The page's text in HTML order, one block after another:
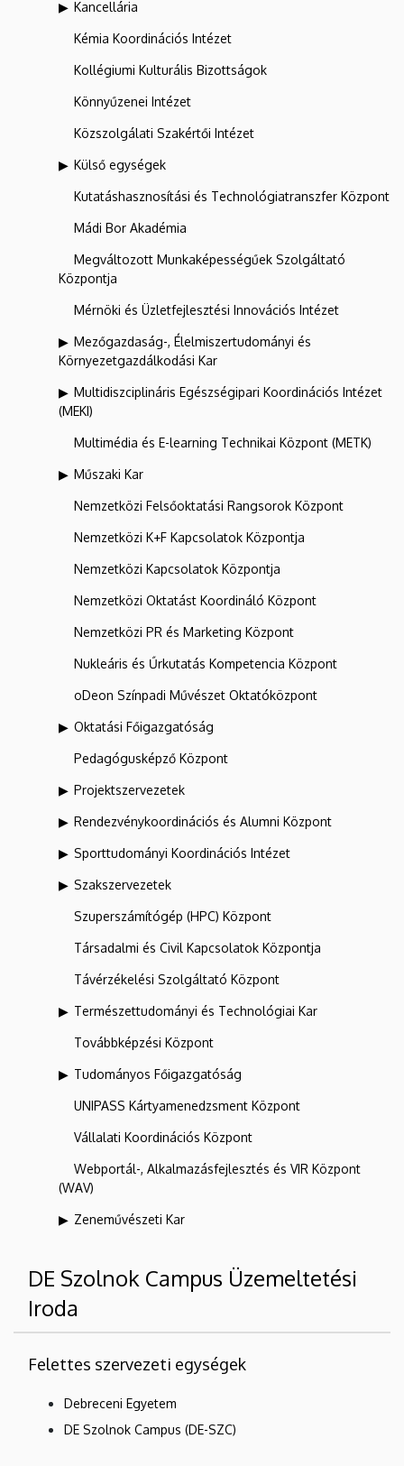
Kancellária
Kémia Koordinációs Intézet
Kollégiumi Kulturális Bizottságok
Könnyűzenei Intézet
Közszolgálati Szakértői Intézet
Külső egységek
Kutatáshasznosítási és Technológiatranszfer Központ
Mádi Bor Akadémia
Megváltozott Munkaképességűek Szolgáltató
Központja
Mérnöki és Üzletfejlesztési Innovációs Intézet
Mezőgazdaság-, Élelmiszertudományi és
Környezetgazdálkodási Kar
Multidiszciplináris Egészségipari Koordinációs Intézet
(MEKI)
Multimédia és E-learning Technikai Központ (METK)
Műszaki Kar
Nemzetközi Felsőoktatási Rangsorok Központ
Nemzetközi K+F Kapcsolatok Központja
Nemzetközi Kapcsolatok Központja
Nemzetközi Oktatást Koordináló Központ
Nemzetközi PR és Marketing Központ
Nukleáris és Űrkutatás Kompetencia Központ
oDeon Színpadi Művészet Oktatóközpont
Oktatási Főigazgatóság
Pedagógusképző Központ
Projektszervezetek
Rendezvénykoordinációs és Alumni Központ
Sporttudományi Koordinációs Intézet
Szakszervezetek
Szuperszámítógép (HPC) Központ
Társadalmi és Civil Kapcsolatok Központja
Távérzékelési Szolgáltató Központ
Természettudományi és Technológiai Kar
Továbbképzési Központ
Tudományos Főigazgatóság
UNIPASS Kártyamenedzsment Központ
Vállalati Koordinációs Központ
Webportál-, Alkalmazásfejlesztés és VIR Központ
(WAV)
Zeneművészeti Kar
DE Szolnok Campus Üzemeltetési
Iroda
Felettes szervezeti egységek
Debreceni Egyetem
DE Szolnok Campus (DE-SZC)